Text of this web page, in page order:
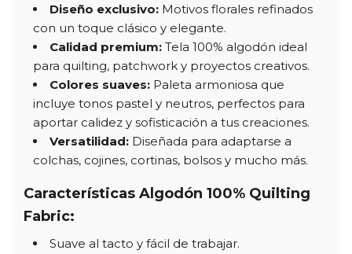
Diseño exclusivo: Motivos florales refinados
con un toque clásico y elegante.
Calidad premium: Tela 100% algodón ideal
para quilting, patchwork y proyectos creativos.
Colores suaves: Paleta armoniosa que
incluye tonos pastel y neutros, perfectos para
aportar calidez y sofisticación a tus creaciones.
Versatilidad: Diseñada para adaptarse a
colchas, cojines, cortinas, bolsos y mucho más.
Características Algodón 100% Quilting
Fabric:
Suave al tacto y fácil de trabajar.